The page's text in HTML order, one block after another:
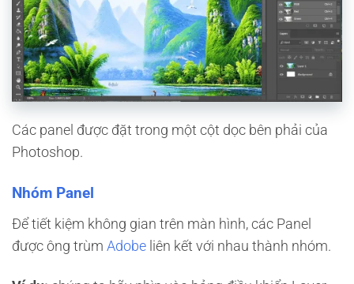
Các panel được đặt trong một cột dọc bên phải của
Photoshop.
Nhóm Panel
Để tiết kiệm không gian trên màn hình, các Panel
được ông trùm Adobe liên kết với nhau thành nhóm.